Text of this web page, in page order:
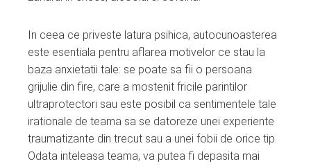
In ceea ce priveste latura psihica, autocunoasterea
este esentiala pentru aflarea motivelor ce stau la
baza anxietatii tale: se poate sa fii o persoana
grijulie din fire, care a mostenit fricile parintilor
ultraprotectori sau este posibil ca sentimentele tale
irationale de teama sa se datoreze unei experiente
traumatizante din trecut sau a unei fobii de orice tip.
Odata inteleasa teama, va putea fi depasita mai